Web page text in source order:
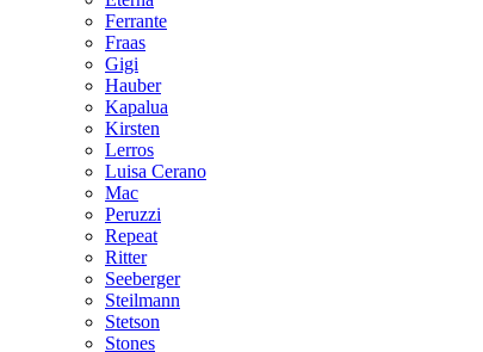
Ferrante
Fraas
Gigi
Hauber
Kapalua
Kirsten
Lerros
Luisa Cerano
Mac
Peruzzi
Repeat
Ritter
Seeberger
Steilmann
Stetson
Stones